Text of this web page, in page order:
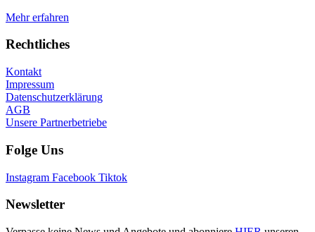
Mehr erfahren
Rechtliches
Kontakt
Impressum
Datenschutzerklärung
AGB
Unsere Partnerbetriebe
Folge Uns
Instagram Facebook Tiktok
Newsletter